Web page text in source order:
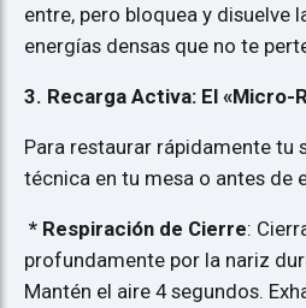
entre, pero bloquea y disuelve
energías densas que no te
3. Recarga Activa: El «Micro-
Para restaurar rápidamente tu
técnica en tu mesa o antes de
* Respiración de Cierre:
profundamente por la nariz
Mantén el aire 4 segundos.